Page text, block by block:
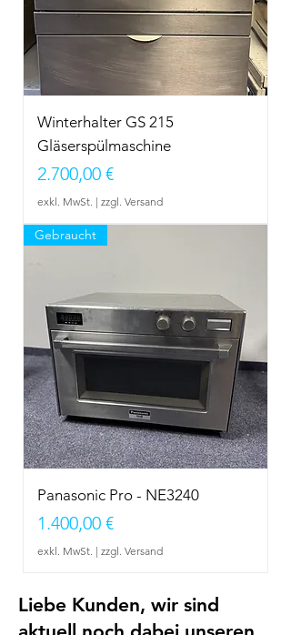
Winterhalter GS 215
Gläserspülmaschine
Preis
2.700,00 €
exkl. MwSt. | zzgl. Versand
Gebraucht
Panasonic Pro - NE3240
Preis
1.400,00 €
exkl. MwSt. | zzgl. Versand
Liebe Kunden, wir sind